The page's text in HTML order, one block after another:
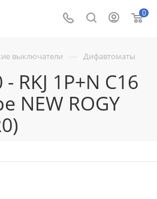
0
выключатели — Дифавтоматы
RKJ 1P+N C16
NEW ROGY